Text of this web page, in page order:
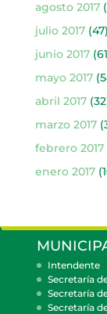
agosto 2017
julio 2017(47)
junio 2017
mayo 2017
abril 2017
marzo 2017
febrero 2017
enero 2017
Intendente
Secretaría
Secretaría
Secretaría